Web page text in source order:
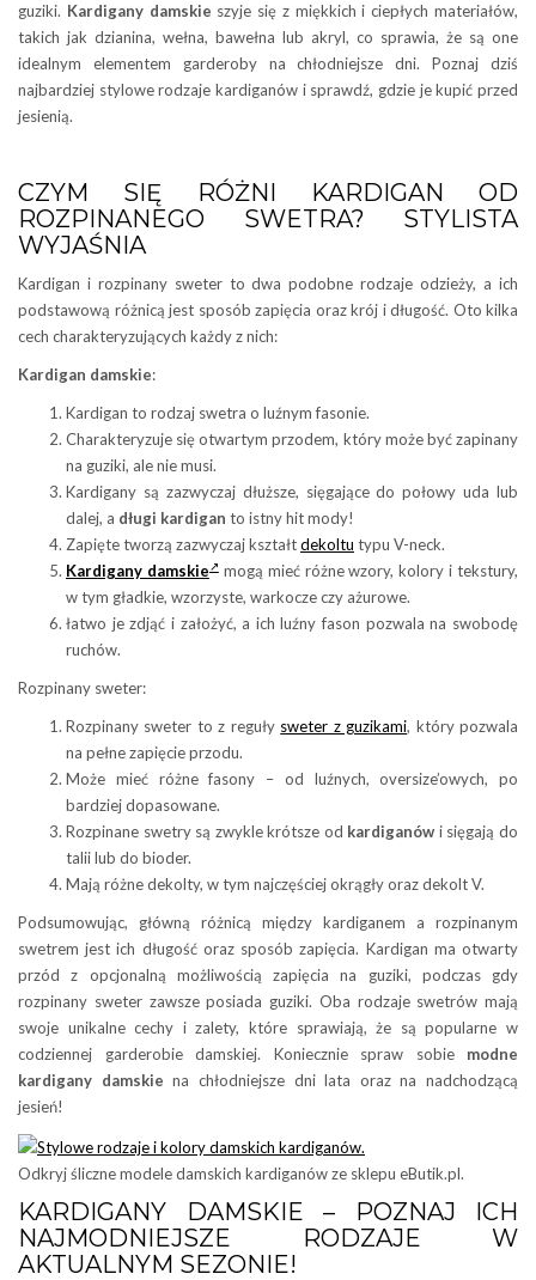
guziki. Kardigany damskie szyje się z miękkich i ciepłych materiałów,
takich jak dzianina, wełna, bawełna lub akryl, co sprawia, że są one
idealnym elementem garderoby na chłodniejsze dni. Poznaj dziś
najbardziej stylowe rodzaje kardiganów i sprawdź, gdzie je kupić przed
jesienią.
CZYM SIĘ RÓŻNI KARDIGAN OD
ROZPINANEGO SWETRA? STYLISTA
WYJAŚNIA
Kardigan i rozpinany sweter to dwa podobne rodzaje odzieży, a ich
podstawową różnicą jest sposób zapięcia oraz krój i długość. Oto kilka
cech charakteryzujących każdy z nich:
Kardigan damskie:
Kardigan to rodzaj swetra o luźnym fasonie.
Charakteryzuje się otwartym przodem, który może być zapinany
na guziki, ale nie musi.
Kardigany są zazwyczaj dłuższe, sięgające do połowy uda lub
dalej, a długi kardigan to istny hit mody!
Zapięte tworzą zazwyczaj kształtdekoltu typu V-neck.
Kardigany damskie mogą mieć różne wzory, kolory i tekstury,
w tym gładkie, wzorzyste, warkocze czy ażurowe.
łatwo je zdjąć i założyć, a ich luźny fason pozwala na swobodę
ruchów.
Rozpinany sweter:
Rozpinany sweter to z reguły sweter z guzikami, który pozwala
na pełne zapięcie przodu.
Może mieć różne fasony – od luźnych, oversize’owych, po
bardziej dopasowane.
Rozpinane swetry są zwykle krótsze od kardiganów i sięgają do
talii lub do bioder.
Mają różne dekolty, w tym najczęściej okrągły oraz dekolt V.
Podsumowując, główną różnicą między kardiganem a rozpinanym
swetrem jest ich długość oraz sposób zapięcia. Kardigan ma otwarty
przód z opcjonalną możliwością zapięcia na guziki, podczas gdy
rozpinany sweter zawsze posiada guziki. Oba rodzaje swetrów mają
swoje unikalne cechy i zalety, które sprawiają, że są popularne w
codziennej garderobie damskiej. Koniecznie spraw sobie modne
kardigany damskie na chłodniejsze dni lata oraz na nadchodzącą
jesień!
Odkryj śliczne modele damskich kardiganów ze sklepu eButik.pl.
KARDIGANY DAMSKIE – POZNAJ ICH
NAJMODNIEJSZE RODZAJE W
AKTUALNYM SEZONIE!